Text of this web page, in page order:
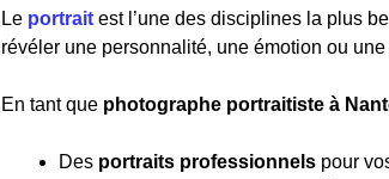
Le portrait est l’une des disciplines la plus
révéler une personnalité, une émotion ou une
En tant que photographe portraitiste à
Des portraits professionnels pour